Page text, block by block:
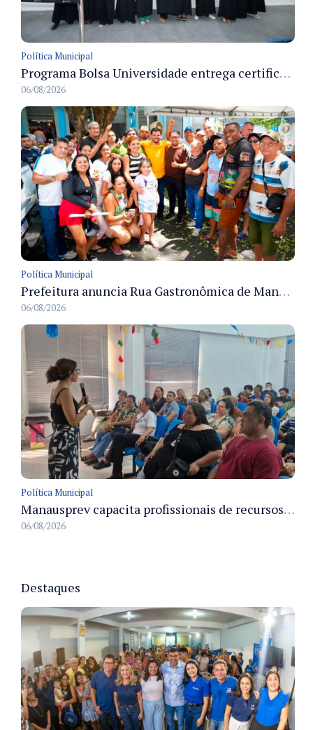
Política Municipal
Programa Bolsa Universidade entrega certificados a formandos em Manaus na sede do Executivo municipal
06/08/2026
Política Municipal
Prefeitura anuncia Rua Gastronômica de Manaus e garante alternativas para 54 ambulantes cadastrados
06/08/2026
Política Municipal
Manausprev capacita profissionais de recursos humanos para agilizar concessão de aposentadorias no município
06/08/2026
Destaques